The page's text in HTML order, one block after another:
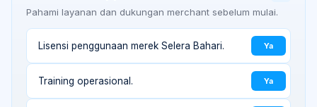
Pahami layanan dan dukungan merchant sebelum mulai.
Lisensi penggunaan merek Selera Bahari. Ya
Training operasional. Ya